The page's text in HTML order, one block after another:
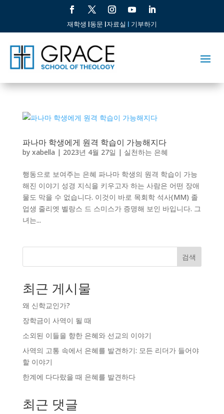
재학생 |동문 |자료실 | 기부하기
파나마 학생에게 원격 학습이 가능해지다
by xabella | 2023년 4월 27일 | 실천하는 은혜
행동으로 보여주는 은혜 파나마 학생의 원격 학습이 가능
해진 이야기 성경 지식을 키우고자 하는 사람은 어떤 장애
물도 막을 수 없습니다. 이것이 바로 목회학 석사(MM) 졸
업생 줄리엣 벨랑스 드 스미스가 증명해 보인 바입니다. 그
녀는...
검색
최근 게시물
왜 신학교인가?
장학금이 사역이 될 때
소외된 이들을 향한 은혜와 선교의 이야기
사역의 고통 속에서 은혜를 발견하기: 모든 리더가 들어야
할 이야기
한계에 다다랐을 때 은혜를 발견하다
최근 댓글